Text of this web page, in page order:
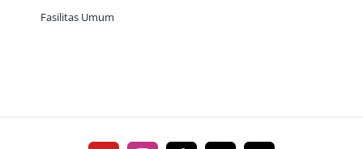
Fasilitas Umum